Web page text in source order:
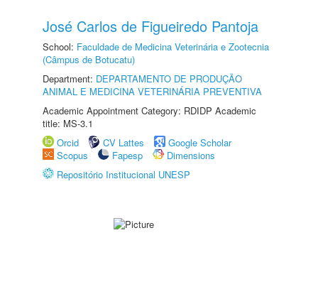
José Carlos de Figueiredo Pantoja
School: Faculdade de Medicina Veterinária e Zootecnia
(Câmpus de Botucatu)
Department: DEPARTAMENTO DE PRODUÇÃO
ANIMAL E MEDICINA VETERINÁRIA PREVENTIVA
Academic Appointment Category: RDIDP Academic
title: MS-3.1
Orcid
CV Lattes
Google Scholar
Scopus
Fapesp
Dimensions
Repositório Institucional UNESP